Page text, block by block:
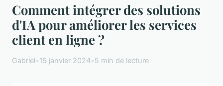
Comment intégrer des solutions
d'IA pour améliorer les services
client en ligne ?
Gabriel•15 janvier 2024•5 min de lecture